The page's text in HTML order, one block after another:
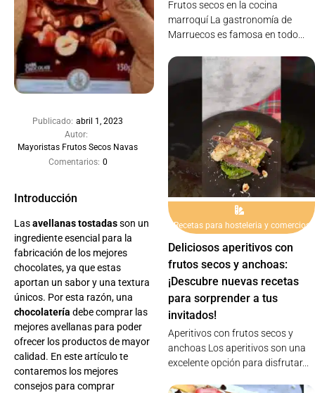
Publicado: abril 1, 2023
Autor:
Mayoristas Frutos Secos Navas
Comentarios: 0
Introducción
Lasavellanas tostadasson un
ingrediente esencial para la
fabricación de los mejores
chocolates, ya que estas
aportan un sabor y una textura
únicos. Por esta razón, una
chocolatería debe comprar las
mejores avellanas para poder
ofrecer los productos de mayor
calidad. En este artículo te
contaremos los mejores
consejos para comprar
Frutos secos en la cocina
marroquí La gastronomía de
Marruecos es famosa en todo...
Recetas para hosteleria y comercios
Deliciosos aperitivos con
frutos secos y anchoas:
¡Descubre nuevas recetas
para sorprender a tus
invitados!
Aperitivos con frutos secos y
anchoas Los aperitivos son una
excelente opción para disfrutar...